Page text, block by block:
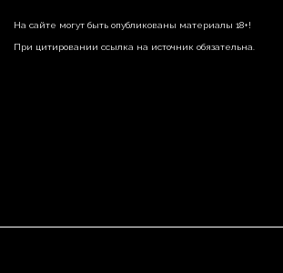
На сайте могут быть опубликованы материалы 18+!
При цитировании ссылка на источник обязательна.